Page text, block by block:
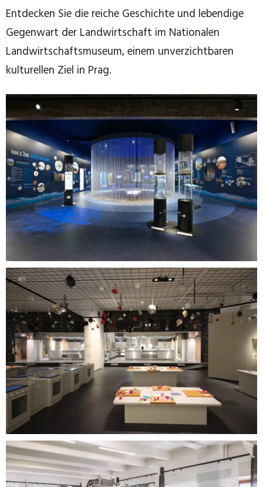
Entdecken Sie die reiche Geschichte und lebendige
Gegenwart der Landwirtschaft im Nationalen
Landwirtschaftsmuseum, einem unverzichtbaren
kulturellen Ziel in Prag.